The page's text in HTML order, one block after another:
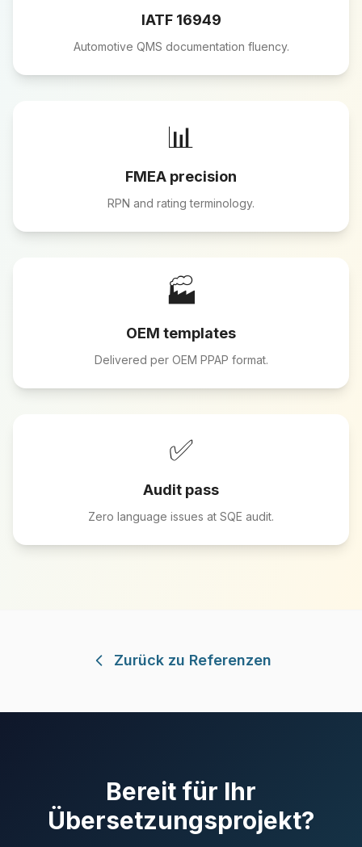
IATF 16949
Automotive QMS documentation fluency.
📊
FMEA precision
RPN and rating terminology.
🏭
OEM templates
Delivered per OEM PPAP format.
✅
Audit pass
Zero language issues at SQE audit.
Zurück zu Referenzen
Bereit für Ihr
Übersetzungsprojekt?